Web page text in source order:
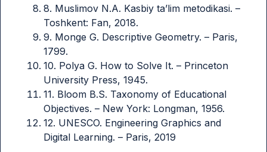
8. Muslimov N.A. Kasbiy ta’lim metodikasi. –
Toshkent: Fan, 2018.
9. Monge G. Descriptive Geometry. – Paris,
1799.
10. Polya G. How to Solve It. – Princeton
University Press, 1945.
11. Bloom B.S. Taxonomy of Educational
Objectives. – New York: Longman, 1956.
12. UNESCO. Engineering Graphics and
Digital Learning. – Paris, 2019